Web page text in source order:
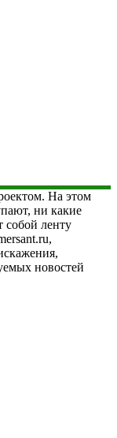
На этом
ни какие
собой ленту
новостей